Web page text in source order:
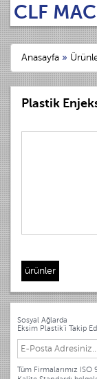
CLF
Anasayfa »
Plastik
ürünler
Sosyal Ağlarda
Eksim Plastik'i Takip
Tüm Firmalarımız